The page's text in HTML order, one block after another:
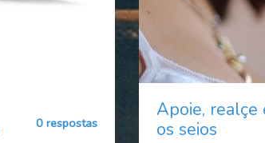
0 respostas
Apoie, realçe
os seios